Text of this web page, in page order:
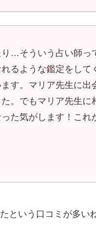
…そういう占い師っ
るような鑑定をして
す。マリア先生に
。でもマリア先生に
た気がします！これ
という口コミが多い